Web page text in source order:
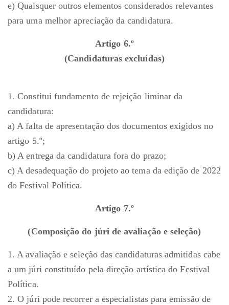
e) Quaisquer outros elementos considerados relevantes
para uma melhor apreciação da candidatura.
Artigo 6.º
(Candidaturas excluídas)
1. Constitui fundamento de rejeição liminar da
candidatura:
a) A falta de apresentação dos documentos exigidos no
artigo 5.º;
b) A entrega da candidatura fora do prazo;
c) A desadequação do projeto ao tema da edição de 2022
do Festival Política.
Artigo 7.º
(Composição do júri de avaliação e seleção)
1. A avaliação e seleção das candidaturas admitidas cabe
a um júri constituído pela direção artística do Festival
Política.
2. O júri pode recorrer a especialistas para emissão de